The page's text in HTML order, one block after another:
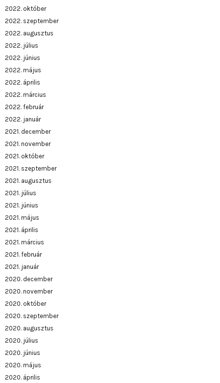
2022. október
2022. szeptember
2022. augusztus
2022. július
2022. június
2022. május
2022. április
2022. március
2022. február
2022. január
2021. december
2021. november
2021. október
2021. szeptember
2021. augusztus
2021. július
2021. június
2021. május
2021. április
2021. március
2021. február
2021. január
2020. december
2020. november
2020. október
2020. szeptember
2020. augusztus
2020. július
2020. június
2020. május
2020. április